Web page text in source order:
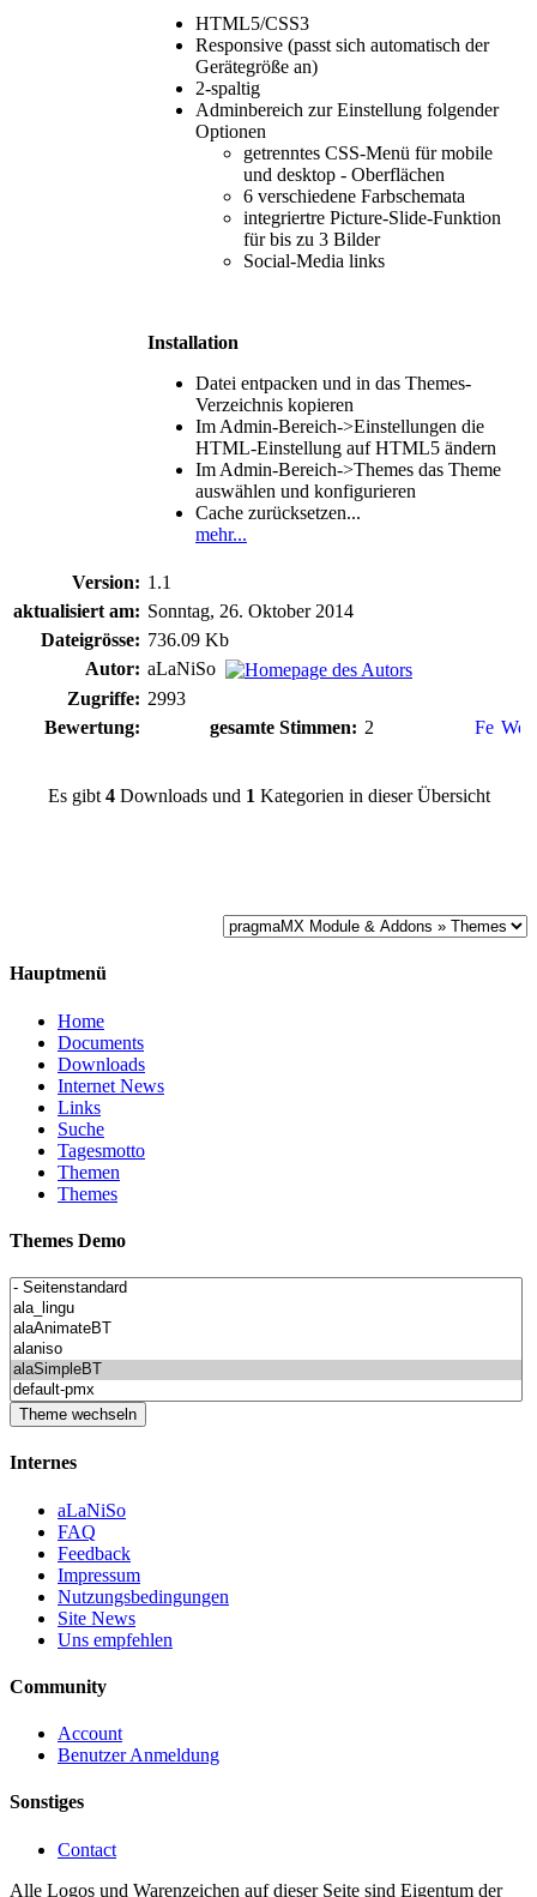
HTML5/CSS3
Responsive (passt sich automatisch der
Gerätegröße an)
2-spaltig
Adminbereich zur Einstellung folgender
Optionen
getrenntes CSS-Menü für mobile
und desktop - Oberflächen
6 verschiedene Farbschemata
integriertre Picture-Slide-Funktion
für bis zu 3 Bilder
Social-Media links
Installation
Datei entpacken und in das Themes-
Verzeichnis kopieren
Im Admin-Bereich->Einstellungen die
HTML-Einstellung auf HTML5 ändern
Im Admin-Bereich->Themes das Theme
auswählen und konfigurieren
Cache zurücksetzen...
mehr...
Version: 1.1
aktualisiert am: Sonntag, 26. Oktober 2014
Dateigrösse: 736.09 Kb
Autor: aLaNiSo
Zugriffe: 2993
Bewertung:
gesamte Stimmen: 2
Es gibt 4Downloads und 1 Kategorien in dieser Übersicht
Hauptmenü
Home
Documents
Downloads
Internet News
Links
Suche
Tagesmotto
Themen
Themes
Themes Demo
Internes
aLaNiSo
FAQ
Feedback
Impressum
Nutzungsbedingungen
Site News
Uns empfehlen
Community
Account
Benutzer Anmeldung
Sonstiges
Contact
Alle Logos und Warenzeichen auf dieser Seite sind Eigentum der